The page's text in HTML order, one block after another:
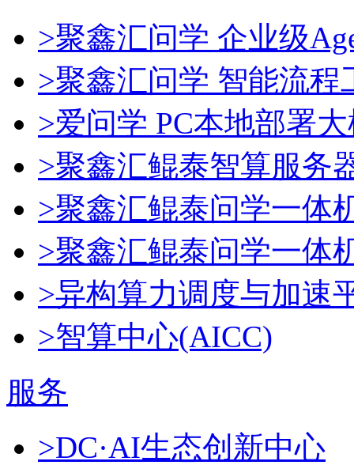
>聚鑫汇问学 企业级
>聚鑫汇问学 智能流程
>爱问学 PC本地部署
>聚鑫汇鲲泰智算服务
>聚鑫汇鲲泰问学一体
>聚鑫汇鲲泰问学一体
>异构算力调度与加速
>智算中心(AICC)
服务
>DC·AI生态创新中心